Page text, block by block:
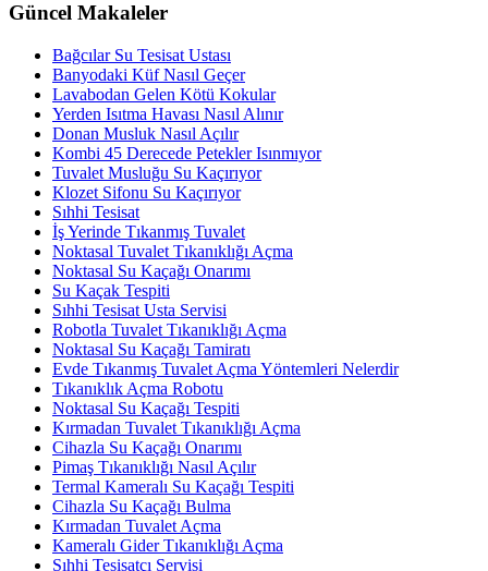
Güncel Makaleler
Bağcılar Su Tesisat Ustası
Banyodaki Küf Nasıl Geçer
Lavabodan Gelen Kötü Kokular
Yerden Isıtma Havası Nasıl Alınır
Donan Musluk Nasıl Açılır
Kombi 45 Derecede Petekler Isınmıyor
Tuvalet Musluğu Su Kaçırıyor
Klozet Sifonu Su Kaçırıyor
Sıhhi Tesisat
İş Yerinde Tıkanmış Tuvalet
Noktasal Tuvalet Tıkanıklığı Açma
Noktasal Su Kaçağı Onarımı
Su Kaçak Tespiti
Sıhhi Tesisat Usta Servisi
Robotla Tuvalet Tıkanıklığı Açma
Noktasal Su Kaçağı Tamiratı
Evde Tıkanmış Tuvalet Açma Yöntemleri Nelerdir
Tıkanıklık Açma Robotu
Noktasal Su Kaçağı Tespiti
Kırmadan Tuvalet Tıkanıklığı Açma
Cihazla Su Kaçağı Onarımı
Pimaş Tıkanıklığı Nasıl Açılır
Termal Kameralı Su Kaçağı Tespiti
Cihazla Su Kaçağı Bulma
Kırmadan Tuvalet Açma
Kameralı Gider Tıkanıklığı Açma
Sıhhi Tesisatçı Servisi